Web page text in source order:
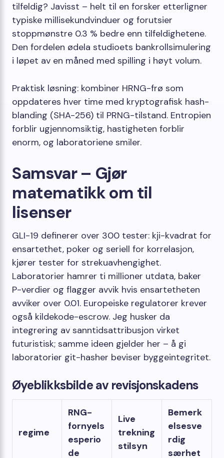
tilfeldig? Javisst – helt til en forsker etterligner
typiske millisekundvinduer og forutsier
stoppmønstre 0.3 % bedre enn tilfeldighetene.
Den fordelen ødela studioets bankrollsimulering
i løpet av en måned med spilling i høyt volum.
Praktisk løsning: kombiner HRNG-frø som
oppdateres hver time med kryptografisk hash-
blanding (SHA-256) til PRNG-tilstand. Entropien
forblir ugjennomsiktig, hastigheten forblir
enorm, og laboratoriene smiler.
Samsvar – Gjør
matematikk om til
lisenser
GLI-19 definerer over 300 tester: kji-kvadrat for
ensartethet, poker og seriell for korrelasjon,
kjører tester for strekuavhengighet.
Laboratorier hamrer ti millioner utdata, baker
P-verdier og flagger avvik hvis ensartetheten
avviker over 0.01. Europeiske regulatorer krever
også kildekode-escrow. Jeg husker da
integrering av sanntidsattribusjon virket
futuristisk; samme ideen gjelder her – å gi
laboratorier git-hasher beviser byggeintegritet.
Øyeblikksbilde av revisjonskadens
regime
RNG-
fornyels
esperio
de
Live
trekning
stilsyn
Bemerk
elsesve
rdig
særhet